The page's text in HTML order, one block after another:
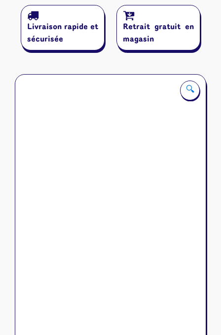
🔍
Les
Traces
Marie
Curie
Livraison rapide et
sécurisée
Retrait gratuit en
magasin